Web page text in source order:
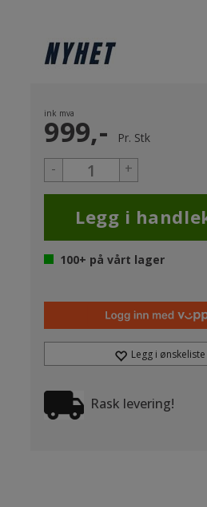
ink mva
999,- Pr. Stk
- +
100+ på vårt lager
Legg i ønskeliste
Rask levering!